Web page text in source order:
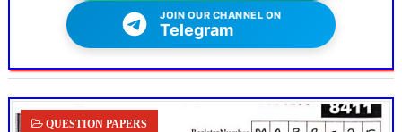
JOIN OUR CHANNEL ON
Telegram
QUESTION PAPERS